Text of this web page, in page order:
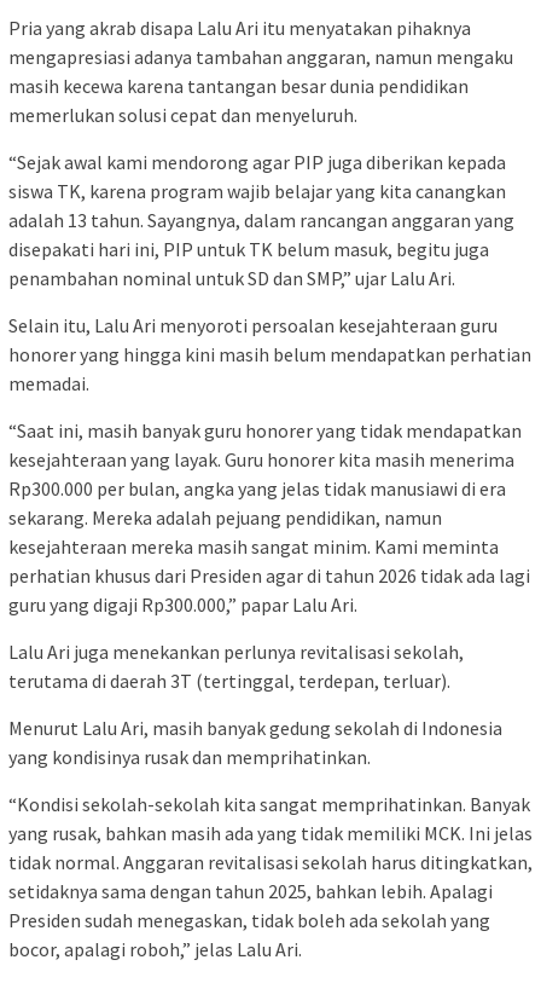
Pria yang akrab disapa Lalu Ari itu menyatakan pihaknya
mengapresiasi adanya tambahan anggaran, namun mengaku
masih kecewa karena tantangan besar dunia pendidikan
memerlukan solusi cepat dan menyeluruh.
“Sejak awal kami mendorong agar PIP juga diberikan kepada
siswa TK, karena program wajib belajar yang kita canangkan
adalah 13 tahun. Sayangnya, dalam rancangan anggaran yang
disepakati hari ini, PIP untuk TK belum masuk, begitu juga
penambahan nominal untuk SD dan SMP,” ujar Lalu Ari.
Selain itu, Lalu Ari menyoroti persoalan kesejahteraan guru
honorer yang hingga kini masih belum mendapatkan perhatian
memadai.
“Saat ini, masih banyak guru honorer yang tidak mendapatkan
kesejahteraan yang layak. Guru honorer kita masih menerima
Rp300.000 per bulan, angka yang jelas tidak manusiawi di era
sekarang. Mereka adalah pejuang pendidikan, namun
kesejahteraan mereka masih sangat minim. Kami meminta
perhatian khusus dari Presiden agar di tahun 2026 tidak ada lagi
guru yang digaji Rp300.000,” papar Lalu Ari.
Lalu Ari juga menekankan perlunya revitalisasi sekolah,
terutama di daerah 3T (tertinggal, terdepan, terluar).
Menurut Lalu Ari, masih banyak gedung sekolah di Indonesia
yang kondisinya rusak dan memprihatinkan.
“Kondisi sekolah-sekolah kita sangat memprihatinkan. Banyak
yang rusak, bahkan masih ada yang tidak memiliki MCK. Ini jelas
tidak normal. Anggaran revitalisasi sekolah harus ditingkatkan,
setidaknya sama dengan tahun 2025, bahkan lebih. Apalagi
Presiden sudah menegaskan, tidak boleh ada sekolah yang
bocor, apalagi roboh,” jelas Lalu Ari.